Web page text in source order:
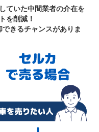
ていた中間業者の介在を
を削減！
きるチャンスがありま